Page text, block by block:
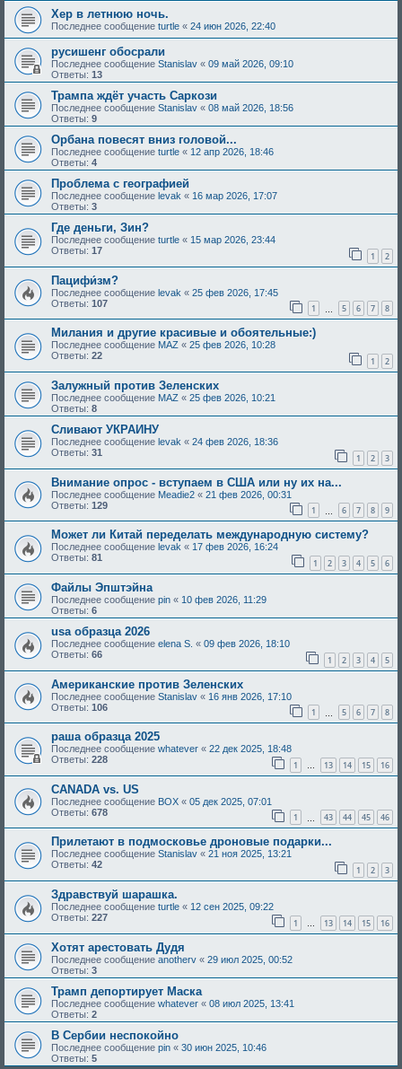
Хер в летнюю ночь.
Последнее сообщение turtle « 24 июн 2026, 22:40
русишенг обосрали
Последнее сообщение Stanislav « 09 май 2026, 09:10
Ответы: 13
Трампа ждёт участь Саркози
Последнее сообщение Stanislav « 08 май 2026, 18:56
Ответы: 9
Орбана повесят вниз головой...
Последнее сообщение turtle « 12 апр 2026, 18:46
Ответы: 4
Проблема с географией
Последнее сообщение levak « 16 мар 2026, 17:07
Ответы: 3
Где деньги, Зин?
Последнее сообщение turtle « 15 мар 2026, 23:44
Ответы: 17 1 2
Пацифи́зм?
Последнее сообщение levak « 25 фев 2026, 17:45
Ответы: 107 1 5 6 7 8
Милания и другие красивые и обоятельные:)
Последнее сообщение MAZ « 25 фев 2026, 10:28
Ответы: 22 1 2
Залужный против Зеленских
Последнее сообщение MAZ « 25 фев 2026, 10:21
Ответы: 8
Сливают УКРАИНУ
Последнее сообщение levak « 24 фев 2026, 18:36
Ответы: 31 1 2 3
Внимание опрос - вступаем в США или ну их на...
Последнее сообщение Meadie2 « 21 фев 2026, 00:31
Ответы: 129 1 6 7 8 9
Может ли Китай переделать международную систему?
Последнее сообщение levak « 17 фев 2026, 16:24
Ответы: 81 1 2 3 4 5 6
Файлы Эпштэйна
Последнее сообщение pin « 10 фев 2026, 11:29
Ответы: 6
usa образца 2026
Последнее сообщение elena S. « 09 фев 2026, 18:10
Ответы: 66 1 2 3 4 5
Американские против Зеленских
Последнее сообщение Stanislav « 16 янв 2026, 17:10
Ответы: 106 1 5 6 7 8
раша образца 2025
Последнее сообщение whatever « 22 дек 2025, 18:48
Ответы: 228 1 … 13 14 15 16
CANADA vs. US
Последнее сообщение BOX « 05 дек 2025, 07:01
Ответы: 678 1 43 44 45 46
Прилетают в подмосковье дроновые подарки...
Последнее сообщение Stanislav « 21 ноя 2025, 13:21
Ответы: 42 1 2 3
Здравствуй шарашка.
Последнее сообщение turtle « 12 сен 2025, 09:22
Ответы: 227 1 … 13 14 15 16
Хотят арестовать Дудя
Последнее сообщение anotherv « 29 июл 2025, 00:52
Ответы: 3
Трамп депортирует Маска
Последнее сообщение whatever « 08 июл 2025, 13:41
Ответы: 2
В Сербии неспокойно
Последнее сообщение pin « 30 июн 2025, 10:46
Ответы: 5